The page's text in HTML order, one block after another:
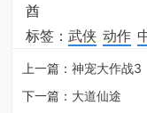
酋
标签： 武侠 动作
上一篇：神宠大作战3
下一篇： 大道仙途